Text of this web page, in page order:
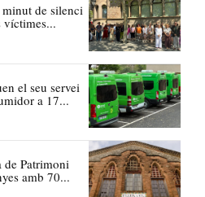
de silenci
víctimes...
el seu servei
a 17...
de Patrimoni
amb 70...